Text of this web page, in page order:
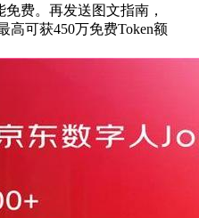
费。再发送图文指南，
高可获450万免费Token额